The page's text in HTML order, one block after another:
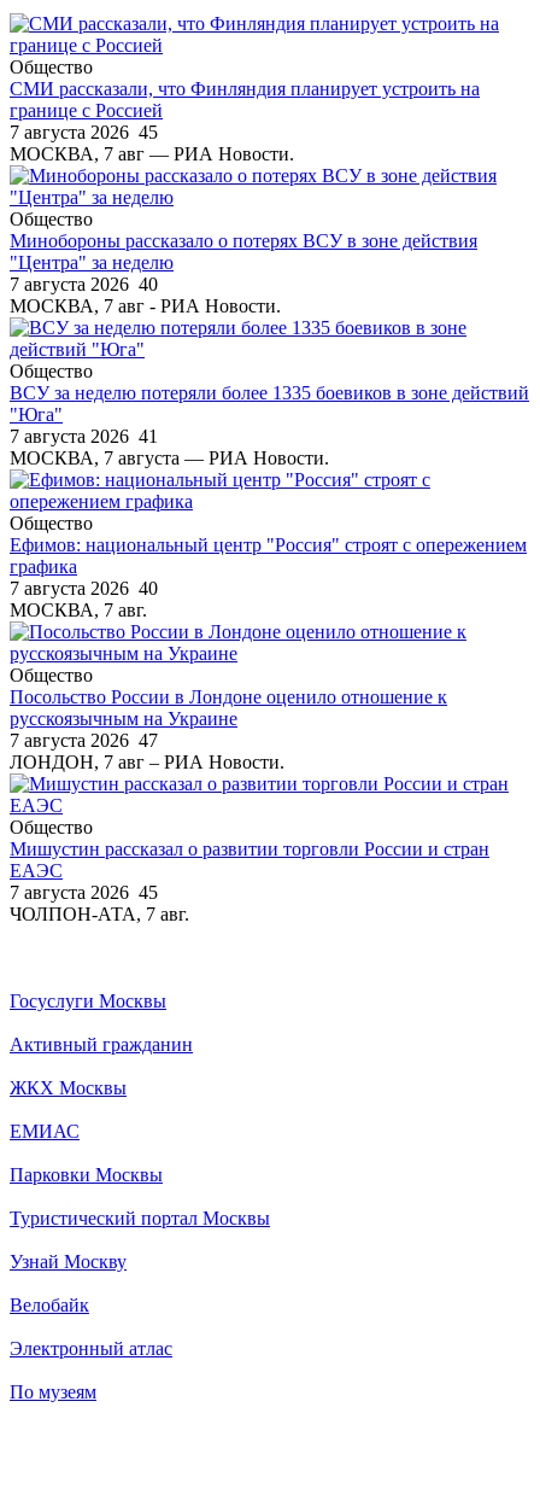
Общество
СМИ рассказали, что Финляндия планирует устроить на
границе с Россией
7 августа 2026 45
МОСКВА, 7 авг — РИА Новости.
Общество
Минобороны рассказало о потерях ВСУ в зоне действия
"Центра" за неделю
7 августа 2026 40
МОСКВА, 7 авг - РИА Новости.
Общество
ВСУ за неделю потеряли более 1335 боевиков в зоне действий
"Юга"
7 августа 2026 41
МОСКВА, 7 августа — РИА Новости.
Общество
Ефимов: национальный центр "Россия" строят с опережением
графика
7 августа 2026 40
МОСКВА, 7 авг.
Общество
Посольство России в Лондоне оценило отношение к
русскоязычным на Украине
7 августа 2026 47
ЛОНДОН, 7 авг – РИА Новости.
Общество
Мишустин рассказал о развитии торговли России и стран
ЕАЭС
7 августа 2026 45
ЧОЛПОН-АТА, 7 авг.
Госуслуги Москвы
Активный гражданин
ЖКХ Москвы
ЕМИАС
Парковки Москвы
Туристический портал Москвы
Узнай Москву
Велобайк
Электронный атлас
По музеям